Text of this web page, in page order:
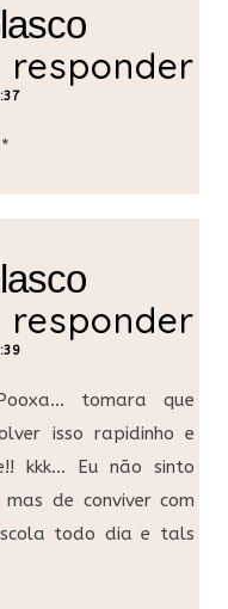
responder
responder
tomara que
isso rapidinho e
kkk… Eu não sinto
de conviver com
todo dia e tals